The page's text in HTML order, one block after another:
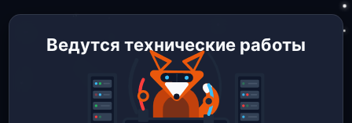
Ведутся технические работы